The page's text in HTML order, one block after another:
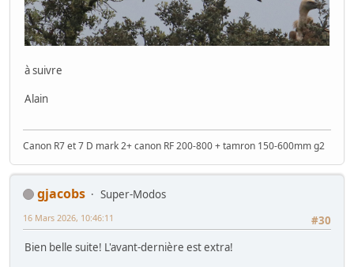
à suivre
Alain
Canon R7 et 7 D mark 2+ canon RF 200-800 + tamron 150-600mm g2
gjacobs
Super-Modos
#30
16 Mars 2026, 10:46:11
Bien belle suite! L'avant-dernière est extra!